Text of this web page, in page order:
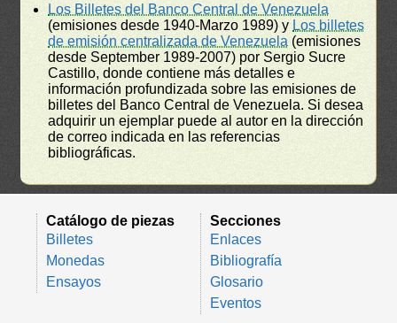
Los Billetes del Banco Central de Venezuela
(emisiones desde 1940-Marzo 1989) y Los billetes
de emisión centralizada de Venezuela (emisiones
desde September 1989-2007) por Sergio Sucre
Castillo, donde contiene más detalles e
información profundizada sobre las emisiones de
billetes del Banco Central de Venezuela. Si desea
adquirir un ejemplar puede al autor en la dirección
de correo indicada en las referencias
bibliográficas.
Catálogo de piezas
Billetes
Monedas
Ensayos
Secciones
Enlaces
Bibliografía
Glosario
Eventos